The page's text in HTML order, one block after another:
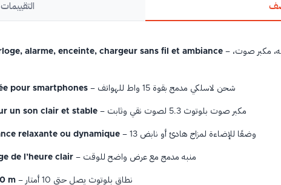
التقييمات
alarme, enceinte, chargeur sans fil et ambiance – مصباح 6 في 1: ضوء، ساعة، منبه، مكبر صوت،
pour smartphones – شحن لاسلكي مدمج بقوة 15 واط للهواتف
un son clair et stable – مكبر صوت بلوتوث 5.3 لصوت نقي وثابت
relaxante ou dynamique – 13 وضعًا للإضاءة لمزاج هادئ أو نابض
de l’heure clair – منبه مدمج مع عرض واضح للوقت
m – نطاق بلوتوث يصل حتى 10 أمتار